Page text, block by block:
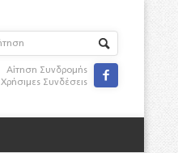
Αίτηση Συνδρομής
Χρήσιμες Συνδέσεις
